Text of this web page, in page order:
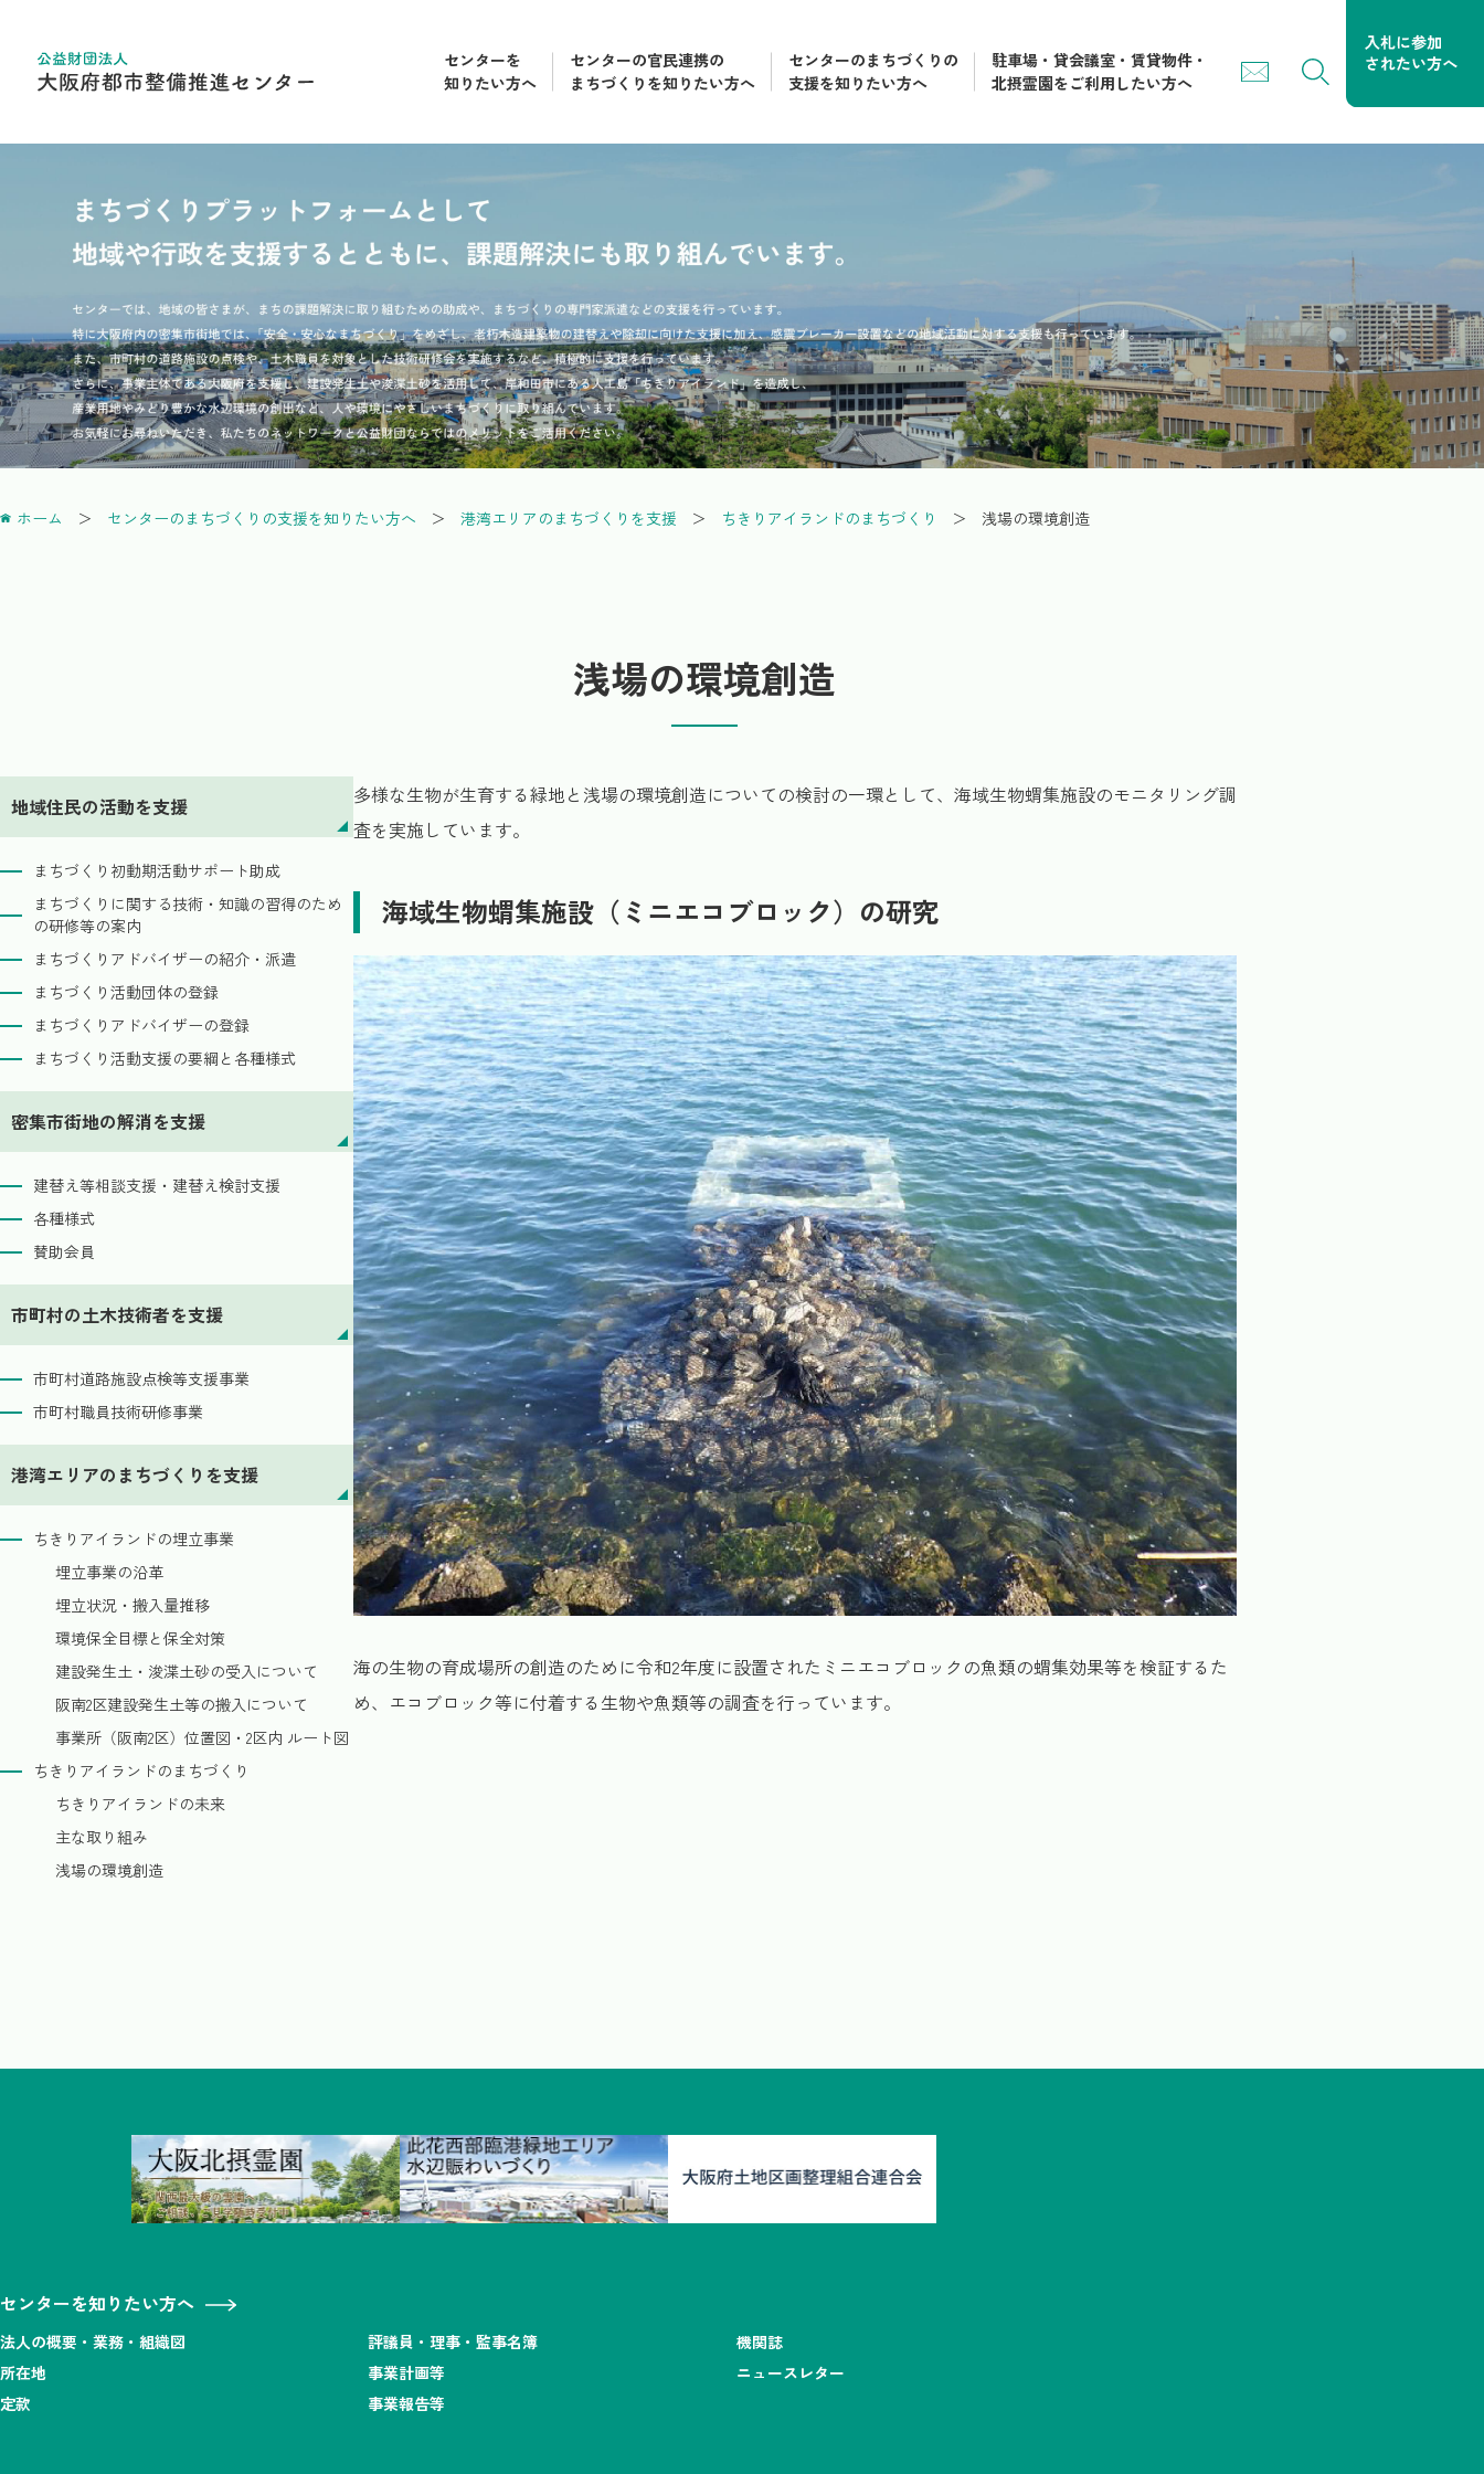
センターを
知りたい方へ
センターの官民連携の
まちづくりを知りたい方へ
センターのまちづくりの
支援を知りたい方へ
駐車場・貸会議室・賃貸物件・
北摂霊園をご利用したい方へ
ホーム センターのまちづくりの支援を知りたい方へ 港湾エリアのまちづくりを支援 ちきりアイランドのまちづくり 浅場の環境創造
浅場の環境創造
地域住民の活動を支援
まちづくり初動期活動サポート助成
まちづくりに関する技術・知識の習得のため
の研修等の案内
まちづくりアドバイザーの紹介・派遣
まちづくり活動団体の登録
まちづくりアドバイザーの登録
まちづくり活動支援の要綱と各種様式
密集市街地の解消を支援
建替え等相談支援・建替え検討支援
各種様式
賛助会員
市町村の土木技術者を支援
市町村道路施設点検等支援事業
市町村職員技術研修事業
港湾エリアのまちづくりを支援
ちきりアイランドの埋立事業
埋立事業の沿革
埋立状況・搬入量推移
環境保全目標と保全対策
建設発生土・浚渫土砂の受入について
阪南2区建設発生土等の搬入について
事業所（阪南2区）位置図・2区内 ルート図
ちきりアイランドのまちづくり
ちきりアイランドの未来
主な取り組み
浅場の環境創造
多様な生物が生育する緑地と浅場の環境創造についての検討の一環として、海域生物蝟集施設のモニタリング調
査を実施しています。
海域生物蝟集施設（ミニエコブロック）の研究
海の生物の育成場所の創造のために令和2年度に設置されたミニエコブロックの魚類の蝟集効果等を検証するた
め、エコブロック等に付着する生物や魚類等の調査を行っています。
センターを知りたい方へ
法人の概要・業務・組織図 評議員・理事・監事名簿
機関誌
所在地
事業計画等
ニュースレター
定款
事業報告等